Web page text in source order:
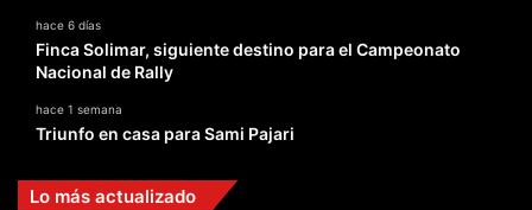
hace 6 días
Finca Solimar, siguiente destino para el Campeonato
Nacional de Rally
hace 1 semana
Triunfo en casa para Sami Pajari
Lo más actualizado